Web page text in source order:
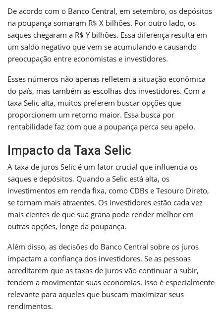
De acordo com o Banco Central, em setembro, os depósitos
na poupança somaram R$ X bilhões. Por outro lado, os
saques chegaram a R$ Y bilhões. Essa diferença resulta em
um saldo negativo que vem se acumulando e causando
preocupação entre economistas e investidores.
Esses números não apenas refletem a situação econômica
do país, mas também as escolhas dos investidores. Com a
taxa Selic alta, muitos preferem buscar opções que
proporcionem um retorno maior. Essa busca por
rentabilidade faz com que a poupança perca seu apelo.
Impacto da Taxa Selic
A taxa de juros Selic é um fator crucial que influencia os
saques e depósitos. Quando a Selic está alta, os
investimentos em renda fixa, como CDBs e Tesouro Direto,
se tornam mais atraentes. Os investidores estão cada vez
mais cientes de que sua grana pode render melhor em
outras opções, longe da poupança.
Além disso, as decisões do Banco Central sobre os juros
impactam a confiança dos investidores. Se as pessoas
acreditarem que as taxas de juros vão continuar a subir,
tendem a movimentar suas economias. Isso é especialmente
relevante para aqueles que buscam maximizar seus
rendimentos.